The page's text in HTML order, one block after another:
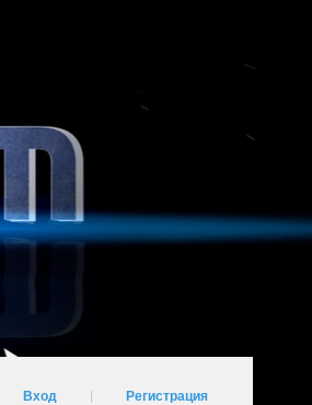
Вход Регистрация